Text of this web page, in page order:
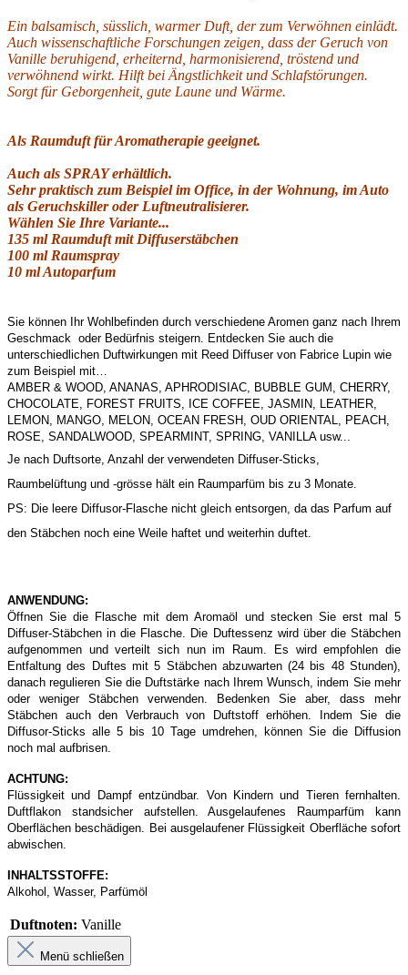
Ein balsamisch, süsslich, warmer Duft, der zum Verwöhnen einlädt.
Auch wissenschaftliche Forschungen zeigen, dass der Geruch von
Vanille beruhigend, erheiternd, harmonisierend, tröstend und
verwöhnend wirkt. Hilft bei Ängstlichkeit und Schlafstörungen.
Sorgt für Geborgenheit, gute Laune und Wärme.
Als Raumduft für Aromatherapie geeignet.
Auch als SPRAY erhältlich.
Sehr praktisch zum Beispiel im Office, in der Wohnung, im Auto
als Geruchskiller oder Luftneutralisierer.
Wählen Sie Ihre Variante...
135 ml Raumduft mit Diffuserstäbchen
100 ml Raumspray
10 ml Autoparfum
Sie können Ihr Wohlbefinden durch verschiedene Aromen ganz nach Ihrem
Geschmack oder Bedürfnis steigern. Entdecken Sie auch die
unterschiedlichen Duftwirkungen mit Reed Diffuser von Fabrice Lupin wie
zum Beispiel mit…
AMBER & WOOD, ANANAS, APHRODISIAC, BUBBLE GUM, CHERRY,
CHOCOLATE, FOREST FRUITS, ICE COFFEE, JASMIN, LEATHER,
LEMON, MANGO, MELON, OCEAN FRESH, OUD ORIENTAL, PEACH,
ROSE, SANDALWOOD, SPEARMINT, SPRING, VANILLA usw...
Je nach Duftsorte, Anzahl der verwendeten Diffuser-Sticks,
Raumbelüftung und -grösse hält ein Raumparfüm bis zu 3 Monate.
PS: Die leere Diffusor-Flasche nicht gleich entsorgen, da das Parfum auf
den Stäbchen noch eine Weile haftet und weiterhin duftet.
ANWENDUNG:
Öffnen Sie die Flasche mit dem Aromaöl und stecken Sie erst mal 5
Diffuser-Stäbchen in die Flasche. Die Duftessenz wird über die Stäbchen
aufgenommen und verteilt sich nun im Raum. Es wird empfohlen die
Entfaltung des Duftes mit 5 Stäbchen abzuwarten (24 bis 48 Stunden),
danach regulieren Sie die Duftstärke nach Ihrem Wunsch, indem Sie mehr
oder weniger Stäbchen verwenden. Bedenken Sie aber, dass mehr
Stäbchen auch den Verbrauch von Duftstoff erhöhen. Indem Sie die
Diffusor-Sticks alle 5 bis 10 Tage umdrehen, können Sie die Diffusion
noch mal aufbrisen.
ACHTUNG:
Flüssigkeit und Dampf entzündbar. Von Kindern und Tieren fernhalten.
Duftflakon standsicher aufstellen. Ausgelaufenes Raumparfüm kann
Oberflächen beschädigen. Bei ausgelaufener Flüssigkeit Oberfläche sofort
abwischen.
INHALTSSTOFFE:
Alkohol, Wasser, Parfümöl
Duftnoten: Vanille
Menü schließen